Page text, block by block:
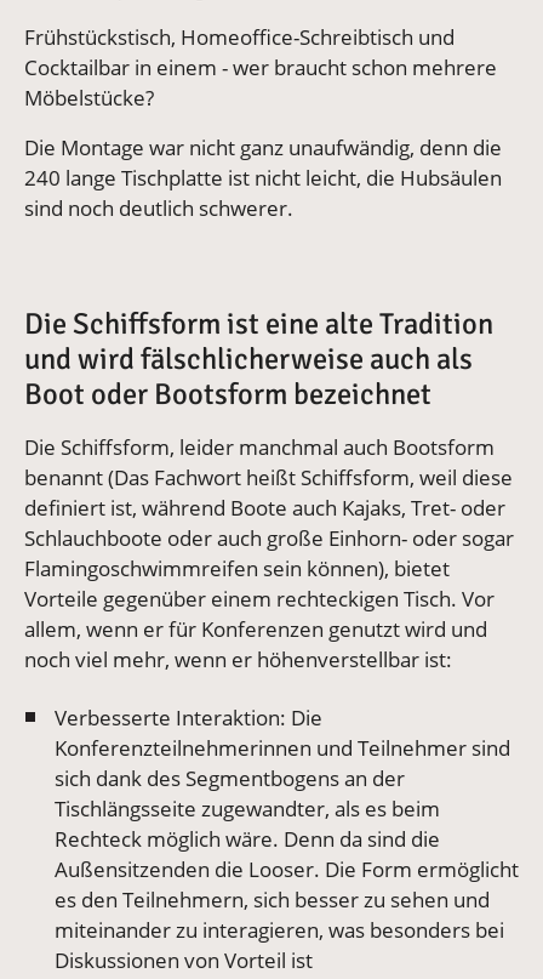
Frühstückstisch, Homeoffice-Schreibtisch und
Cocktailbar in einem - wer braucht schon mehrere
Möbelstücke?
Die Montage war nicht ganz unaufwändig, denn die
240 lange Tischplatte ist nicht leicht, die Hubsäulen
sind noch deutlich schwerer.
Die Schiffsform ist eine alte Tradition
und wird fälschlicherweise auch als
Boot oder Bootsform bezeichnet
Die Schiffsform, leider manchmal auch Bootsform
benannt (Das Fachwort heißt Schiffsform, weil diese
definiert ist, während Boote auch Kajaks, Tret- oder
Schlauchboote oder auch große Einhorn- oder sogar
Flamingoschwimmreifen sein können), bietet
Vorteile gegenüber einem rechteckigen Tisch. Vor
allem, wenn er für Konferenzen genutzt wird und
noch viel mehr, wenn er höhenverstellbar ist:
Verbesserte Interaktion: Die
Konferenzteilnehmerinnen und Teilnehmer sind
sich dank des Segmentbogens an der
Tischlängsseite zugewandter, als es beim
Rechteck möglich wäre. Denn da sind die
Außensitzenden die Looser. Die Form ermöglicht
es den Teilnehmern, sich besser zu sehen und
miteinander zu interagieren, was besonders bei
Diskussionen von Vorteil ist